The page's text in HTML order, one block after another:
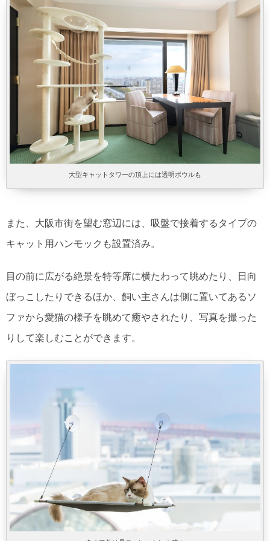
大型キャットタワーの頂上には透明ボウルも
また、大阪市街を望む窓辺には、吸盤で接着するタイプの
キャット用ハンモックも設置済み。
目の前に広がる絶景を特等席に横たわって眺めたり、日向
ぼっこしたりできるほか、飼い主さんは側に置いてあるソ
ファから愛猫の様子を眺めて癒やされたり、写真を撮った
りして楽しむことができます。